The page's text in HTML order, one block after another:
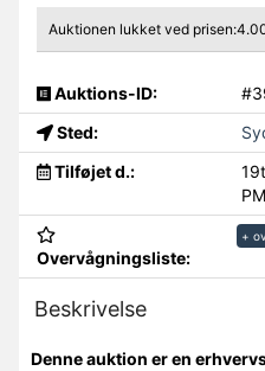
Auktionen lukket ved
Auktions-ID:
Sted:
Tilføjet d.:
PM
Overvågningsliste:
+
Beskrivelse
Denne auktion er en